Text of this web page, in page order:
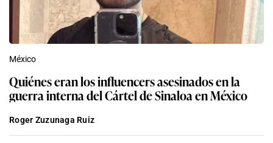
México
Quiénes eran los influencers asesinados en la
guerra interna del Cártel de Sinaloa en México
Roger Zuzunaga Ruiz